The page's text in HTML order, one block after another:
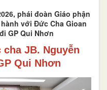
phái đoàn Giáo phận
với Đức Cha Gioan
GP Qui Nhơn
JB. Nguyễn
Qui Nhơn